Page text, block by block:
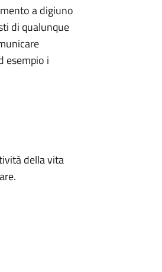
a digiuno
di qualunque
esempio i
della vita